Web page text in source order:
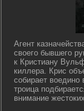
Агент
своего бывшего
к Кристиану
киллера. Крис
собирает
троица
внимание